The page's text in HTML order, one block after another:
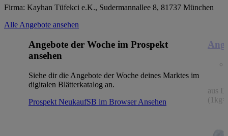
Firma: Kayhan Tüfekci e.K., Sudermannallee 8, 81737 München
Alle Angebote ansehen
Angebote der Woche im Prospekt
ansehen
Siehe dir die Angebote der Woche deines Marktes im
digitalen Blätterkatalog an.
Prospekt NeukaufSB im BrowserAnsehen
aus